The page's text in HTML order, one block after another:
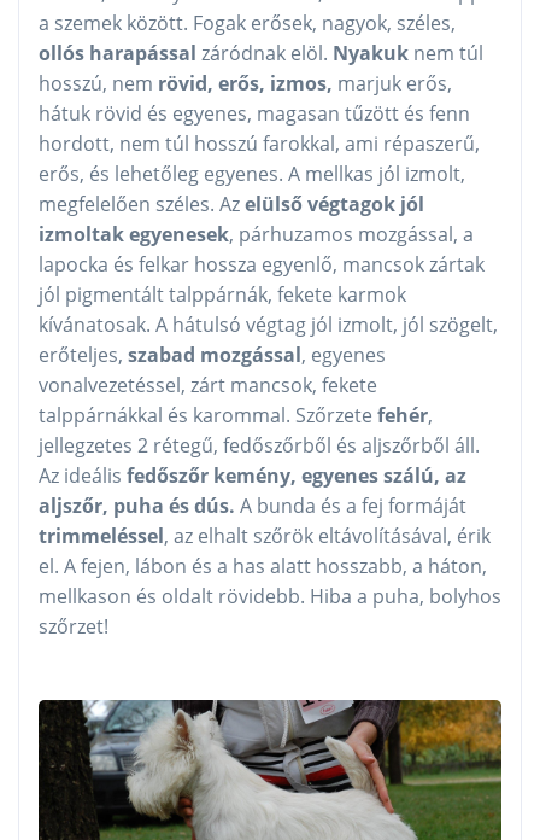
a szemek között. Fogak erősek, nagyok, széles,
ollós harapással záródnak elöl. Nyakuk nem túl
hosszú, nem rövid, erős, izmos, marjuk erős,
hátuk rövid és egyenes, magasan tűzött és fenn
hordott, nem túl hosszú farokkal, ami répaszerű,
erős, és lehetőleg egyenes. A mellkas jól izmolt,
megfelelően széles. Azelülső végtagok jól
izmoltak egyenesek, párhuzamos mozgással, a
lapocka és felkar hossza egyenlő, mancsok zártak
jól pigmentált talppárnák, fekete karmok
kívánatosak. A hátulsó végtag jól izmolt, jól szögelt,
erőteljes, szabad mozgással, egyenes
vonalvezetéssel, zárt mancsok, fekete
talppárnákkal és karommal. Szőrzete fehér,
jellegzetes 2 rétegű, fedőszőrből és aljszőrből áll.
Az ideális fedőszőr kemény, egyenes szálú, az
aljszőr, puha és dús. A bunda és a fej formáját
trimmeléssel, az elhalt szőrök eltávolításával, érik
el. A fejen, lábon és a has alatt hosszabb, a háton,
mellkason és oldalt rövidebb. Hiba a puha, bolyhos
szőrzet!